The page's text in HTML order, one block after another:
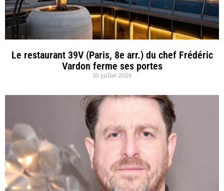
Le restaurant 39V (Paris, 8e arr.) du chef Frédéric
Vardon ferme ses portes
30 juillet 2026